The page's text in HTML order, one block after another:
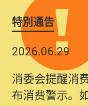
特別通告
2026.06.29
消委会提醒消
布消费警示。